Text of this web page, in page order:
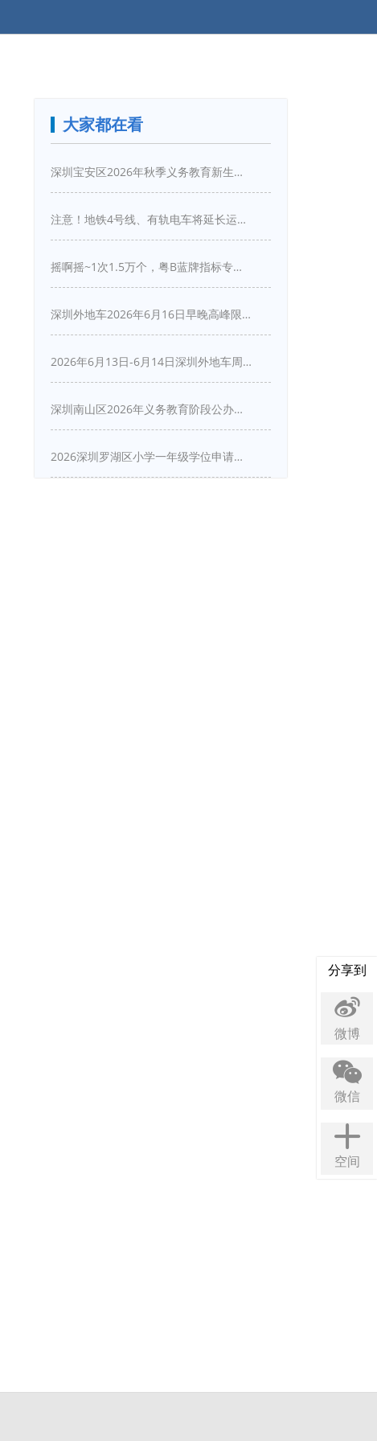
分享到
微博
微信
空间
大家都在看
深圳宝安区2026年秋季义务教育新生入学指引
注意！地铁4号线、有轨电车将延长运营服务！
摇啊摇~1次1.5万个，粤B蓝牌指标专项摇号又来啦！
深圳外地车2026年6月16日早晚高峰限行详情
2026年6月13日-6月14日深圳外地车周末限行吗
深圳南山区2026年义务教育阶段公办学校新生入学申请指南
2026深圳罗湖区小学一年级学位申请指南